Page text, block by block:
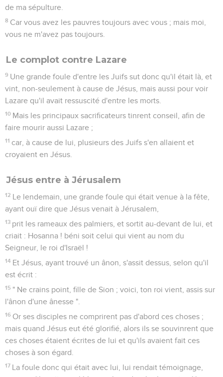
de ma sépulture.
8 Car vous avez les pauvres toujours avec vous ; mais moi,
vous ne m'avez pas toujours.
Le complot contre Lazare
9 Une grande foule d'entre les Juifs sut donc qu'il était là, et
vint, non-seulement à cause de Jésus, mais aussi pour voir
Lazare qu'il avait ressuscité d'entre les morts.
10 Mais les principaux sacrificateurs tinrent conseil, afin de
faire mourir aussi Lazare ;
11 car, à cause de lui, plusieurs des Juifs s'en allaient et
croyaient en Jésus.
Jésus entre à Jérusalem
12 Le lendemain, une grande foule qui était venue à la fête,
ayant ouï dire que Jésus venait à Jérusalem,
13 prit les rameaux des palmiers, et sortit au-devant de lui, et
criait : Hosanna ! béni soit celui qui vient au nom du
Seigneur, le roi d'Israël !
14 Et Jésus, ayant trouvé un ânon, s'assit dessus, selon qu'il
est écrit :
15 " Ne crains point, fille de Sion ; voici, ton roi vient, assis sur
l'ânon d'une ânesse ".
16 Or ses disciples ne comprirent pas d'abord ces choses ;
mais quand Jésus eut été glorifié, alors ils se souvinrent que
ces choses étaient écrites de lui et qu'ils avaient fait ces
choses à son égard.
17 La foule donc qui était avec lui, lui rendait témoignage,